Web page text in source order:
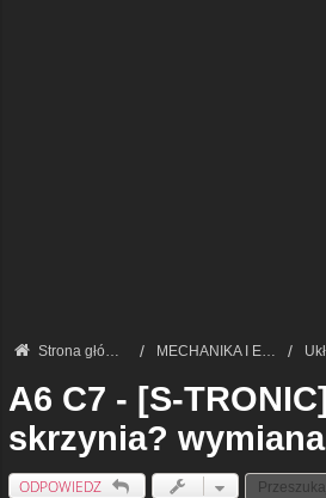
Strona główna MECHANIKA I ELEKTRONIKA — FORUM TECHNICZNE
A6 C7 - [S-
skrzynia?
ODPOWIEDZ